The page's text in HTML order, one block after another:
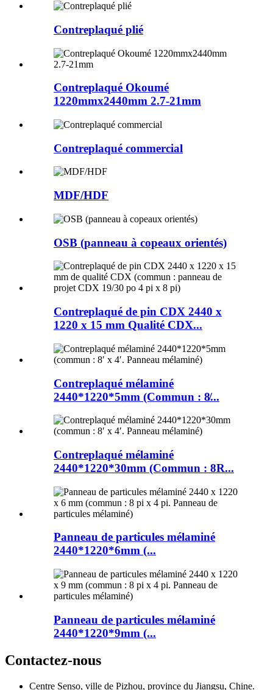
Contreplaqué plié
Contreplaqué Okoumé
1220mmx2440mm 2.7-21mm
Contreplaqué commercial
MDF/HDF
OSB (panneau à copeaux orientés)
Contreplaqué de pin CDX 2440 x
1220 x 15 mm Qualité CDX...
Contreplaqué mélaminé
2440*1220*5mm (Commun : 8̸...
Contreplaqué mélaminé
2440*1220*30mm (Commun : 8R...
Panneau de particules mélaminé
2440*1220*6mm (...
Panneau de particules mélaminé
2440*1220*9mm (...
Contactez-nous
Centre Senso, ville de Pizhou, province du Jiangsu, Chine.